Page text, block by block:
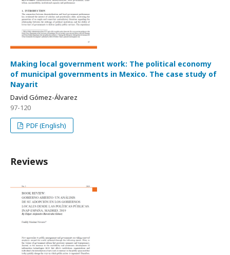
Making local government work: The political economy
of municipal governments in Mexico. The case study of
Nayarit
David Gómez-Álvarez
97-120
PDF (English)
Reviews